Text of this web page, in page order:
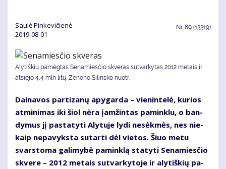
Saulė Pinkevičienė
2019-08-01
Nr. 89 (13319)
Alytiškių pamėgtas Senamiesčio skveras sutvarkytas 2012 metais ir
atsiėjo 4,4 mln litų. Ze­no­no Ši­lins­ko nuotr.
Dai­na­vos par­ti­za­nų apy­gar­da – vie­nin­te­lė, ku­rios
at­mi­ni­mas iki šiol nė­ra įam­žin­tas pa­min­klu, o ban­
dy­mus jį pa­sta­ty­ti Aly­tu­je ly­di ne­sėk­mės, nes nie­
kaip ne­pa­vyks­ta su­tar­ti dėl vie­tos. Šiuo me­tu
svars­to­ma ga­li­my­bė pa­min­klą sta­ty­ti Se­na­mies­čio
skve­re – 2012 me­tais su­tvar­ky­to­je ir aly­tiš­kių pa­